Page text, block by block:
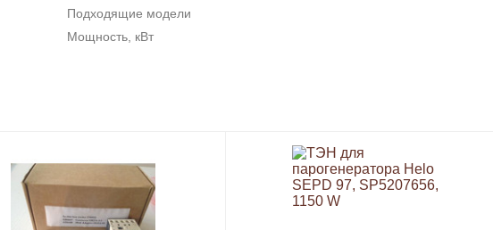
Подходящие модели
Мощность, кВт